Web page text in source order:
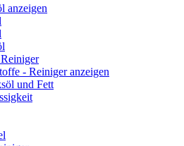
anzeigen
- Reiniger anzeigen
und Fett